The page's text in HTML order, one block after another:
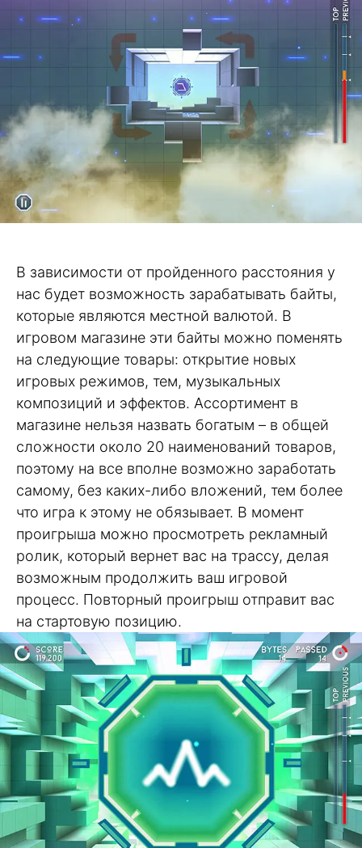
В зависимости от пройденного расстояния у
нас будет возможность зарабатывать байты,
которые являются местной валютой. В
игровом магазине эти байты можно поменять
на следующие товары: открытие новых
игровых режимов, тем, музыкальных
композиций и эффектов. Ассортимент в
магазине нельзя назвать богатым – в общей
сложности около 20 наименований товаров,
поэтому на все вполне возможно заработать
самому, без каких-либо вложений, тем более
что игра к этому не обязывает. В момент
проигрыша можно просмотреть рекламный
ролик, который вернет вас на трассу, делая
возможным продолжить ваш игровой
процесс. Повторный проигрыш отправит вас
на стартовую позицию.